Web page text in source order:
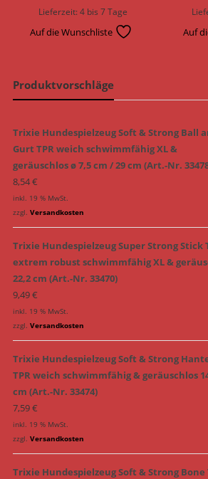
Lieferzeit:4 bis 7 Tage
Auf die Wunschliste Auf
Produktvorschläge
Trixie Hundespielzeug Soft & Strong Ball
Gurt TPR weich schwimmfähig XL &
geräuschlos ø 7,5 cm / 29 cm (Art.-Nr.
8,54€
inkl. 19 % MwSt.
zzgl. Versandkosten
Trixie Hundespielzeug Super Strong Stick
extrem robust schwimmfähig XL &
22,2 cm (Art.-Nr. 33470)
9,49€
inkl. 19 % MwSt.
zzgl. Versandkosten
Trixie Hundespielzeug Soft & Strong
TPR weich schwimmfähig & geräuschlos
cm (Art.-Nr. 33474)
7,59€
inkl. 19 % MwSt.
zzgl. Versandkosten
Trixie Hundespielzeug Soft & Strong Bone